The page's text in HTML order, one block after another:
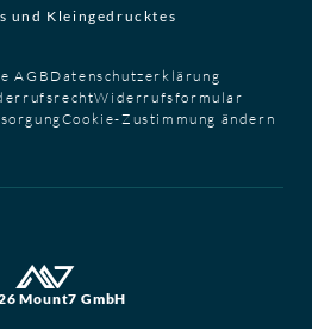
und Kleingedrucktes
AGB Datenschutzerklärung
Widerrufsformular
Cookie-Zustimmung ändern
Mount7 GmbH